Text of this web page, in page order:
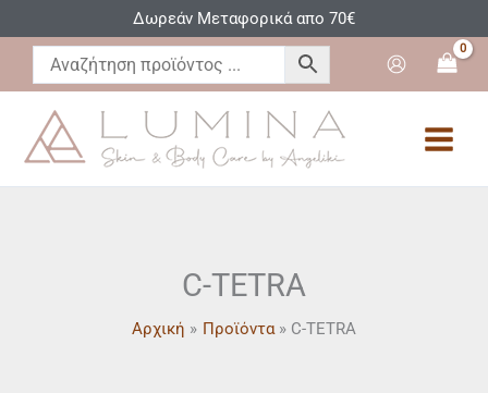
στο
περιεχόμενο
Δωρεάν Μεταφορικά απο 70€
C-TETRA
Αρχική Προϊόντα C-TETRA